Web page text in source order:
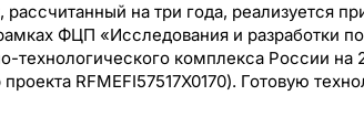
рассчитанный на три года, реализуется
ФЦП «Исследования и разработки
технологического комплекса России
RFMEFI57517X0170). Готовую